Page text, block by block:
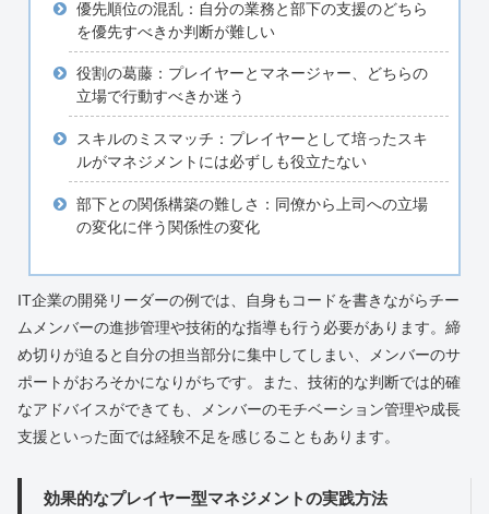
優先順位の混乱：自分の業務と部下の支援のどちら
を優先すべきか判断が難しい
役割の葛藤：プレイヤーとマネージャー、どちらの
立場で行動すべきか迷う
スキルのミスマッチ：プレイヤーとして培ったスキ
ルがマネジメントには必ずしも役立たない
部下との関係構築の難しさ：同僚から上司への立場
の変化に伴う関係性の変化
IT企業の開発リーダーの例では、自身もコードを書きながらチー
ムメンバーの進捗管理や技術的な指導も行う必要があります。締
め切りが迫ると自分の担当部分に集中してしまい、メンバーのサ
ポートがおろそかになりがちです。また、技術的な判断では的確
なアドバイスができても、メンバーのモチベーション管理や成長
支援といった面では経験不足を感じることもあります。
効果的なプレイヤー型マネジメントの実践方法